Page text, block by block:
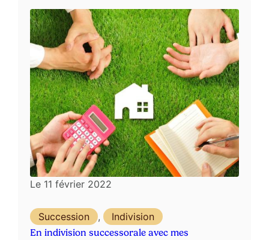
Le 11 février 2022
Succession , Indivision
En indivision successorale avec mes